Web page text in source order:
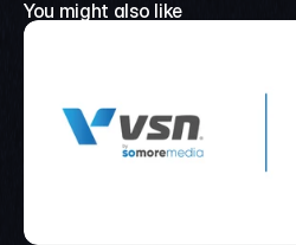
You might also like